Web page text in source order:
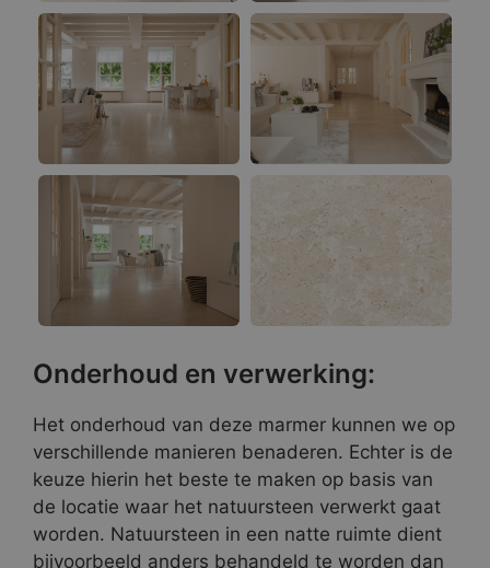
Onderhoud en verwerking:
Het onderhoud van deze marmer kunnen we op
verschillende manieren benaderen. Echter is de
keuze hierin het beste te maken op basis van
de locatie waar het natuursteen verwerkt gaat
worden. Natuursteen in een natte ruimte dient
bijvoorbeeld anders behandeld te worden dan